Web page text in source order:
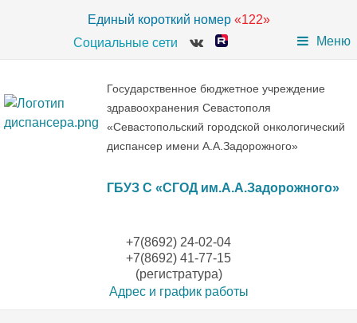
Единый короткий номер«122»
Социальные сети
Меню
Государственное бюджетное учреждение
здравоохранения Севастополя
«Севастопольский городской онкологический
диспансер имени А.А.Задорожного»
ГБУЗ С «СГОД им.А.А.Задорожного»
+7(8692) 24-02-04
+7(8692) 41-77-15
(регистратура)
Адрес и график работы